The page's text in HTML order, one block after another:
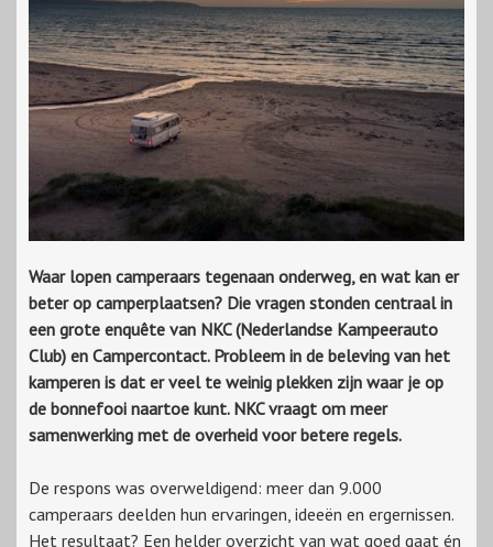
Waar lopen camperaars tegenaan onderweg, en wat kan er
beter op camperplaatsen? Die vragen stonden centraal in
een grote enquête van NKC (Nederlandse Kampeerauto
Club) en Campercontact. Probleem in de beleving van het
kamperen is dat er veel te weinig plekken zijn waar je op
de bonnefooi naartoe kunt. NKC vraagt om meer
samenwerking met de overheid voor betere regels.
De respons was overweldigend: meer dan 9.000
camperaars deelden hun ervaringen, ideeën en ergernissen.
Het resultaat? Een helder overzicht van wat goed gaat én